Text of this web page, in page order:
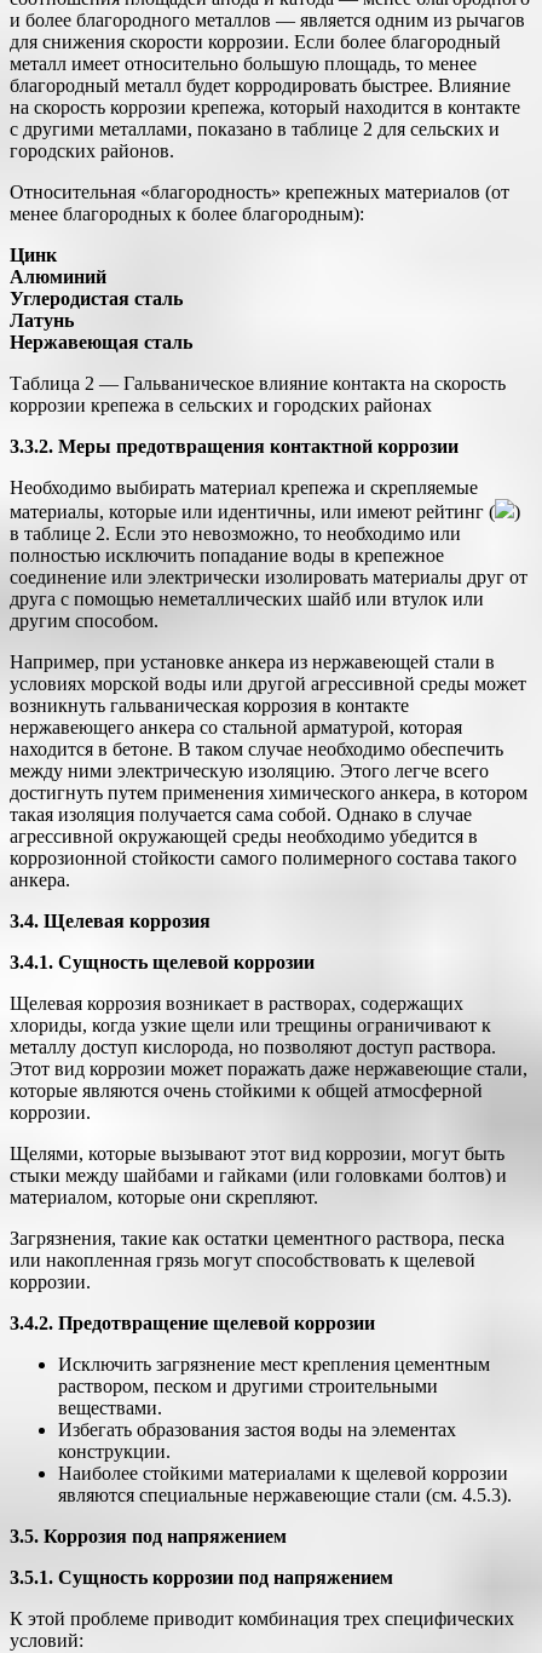
и более благородного металлов — является одним из рычагов
для снижения скорости коррозии. Если более благородный
металл имеет относительно большую площадь, то менее
благородный металл будет корродировать быстрее. Влияние
на скорость коррозии крепежа, который находится в контакте
с другими металлами, показано в таблице 2 для сельских и
городских районов.
Относительная «благородность» крепежных материалов (от
менее благородных к более благородным):
Цинк
Алюминий
Углеродистая сталь
Латунь
Нержавеющая сталь
Таблица 2 — Гальваническое влияние контакта на скорость
коррозии крепежа в сельских и городских районах
3.3.2. Меры предотвращения контактной коррозии
Необходимо выбирать материал крепежа и скрепляемые
материалы, которые или идентичны, или имеют рейтинг (
)
в таблице 2. Если это невозможно, то необходимо или
полностью исключить попадание воды в крепежное
соединение или электрически изолировать материалы друг от
друга с помощью неметаллических шайб или втулок или
другим способом.
Например, при установке анкера из нержавеющей стали в
условиях морской воды или другой агрессивной среды может
возникнуть гальваническая коррозия в контакте
нержавеющего анкера со стальной арматурой, которая
находится в бетоне. В таком случае необходимо обеспечить
между ними электрическую изоляцию. Этого легче всего
достигнуть путем применения химического анкера, в котором
такая изоляция получается сама собой. Однако в случае
агрессивной окружающей среды необходимо убедится в
коррозионной стойкости самого полимерного состава такого
анкера.
3.4. Щелевая коррозия
3.4.1. Сущность щелевой коррозии
Щелевая коррозия возникает в растворах, содержащих
хлориды, когда узкие щели или трещины ограничивают к
металлу доступ кислорода, но позволяют доступ раствора.
Этот вид коррозии может поражать даже нержавеющие стали,
которые являются очень стойкими к общей атмосферной
коррозии.
Щелями, которые вызывают этот вид коррозии, могут быть
стыки между шайбами и гайками (или головками болтов) и
материалом, которые они скрепляют.
Загрязнения, такие как остатки цементного раствора, песка
или накопленная грязь могут способствовать к щелевой
коррозии.
3.4.2. Предотвращение щелевой коррозии
Исключить загрязнение мест крепления цементным
раствором, песком и другими строительными
веществами.
Избегать образования застоя воды на элементах
конструкции.
Наиболее стойкими материалами к щелевой коррозии
являются специальные нержавеющие стали (см. 4.5.3).
3.5. Коррозия под напряжением
3.5.1. Сущность коррозии под напряжением
К этой проблеме приводит комбинация трех специфических
условий: